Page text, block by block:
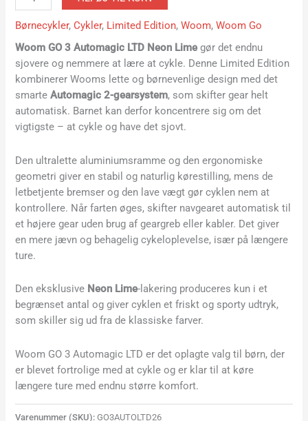
Børnecykler,Cykler, Limited Edition,Woom,Woom Go
Woom GO 3 Automagic LTD Neon Lime gør det endnu
sjovere og nemmere at lære at cykle. Denne Limited Edition
kombinerer Wooms lette og børnevenlige design med det
smarteAutomagic 2-gearsystem, som skifter gear helt
automatisk. Barnet kan derfor koncentrere sig om det
vigtigste – at cykle og have det sjovt.
Den ultralette aluminiumsramme og den ergonomiske
geometri giver en stabil og naturlig kørestilling, mens de
letbetjente bremser og den lave vægt gør cyklen nem at
kontrollere. Når farten øges, skifter navgearet automatisk til
et højere gear uden brug af geargreb eller kabler. Det giver
en mere jævn og behagelig cykeloplevelse, især på længere
ture.
Den eksklusive Neon Lime-lakering produceres kun i et
begrænset antal og giver cyklen et friskt og sporty udtryk,
som skiller sig ud fra de klassiske farver.
Woom GO 3 Automagic LTD er det oplagte valg til børn, der
er blevet fortrolige med at cykle og er klar til at køre
længere ture med endnu større komfort.
Varenummer (SKU):GO3AUTOLTD26